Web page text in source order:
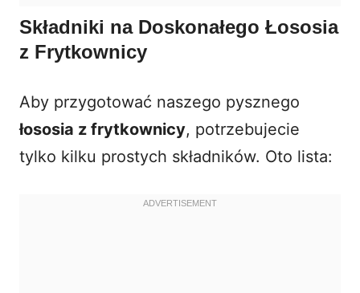
Składniki na Doskonałego Łososia
z Frytkownicy
Aby przygotować naszego pysznego
łososia z frytkownicy, potrzebujecie
tylko kilku prostych składników. Oto lista: